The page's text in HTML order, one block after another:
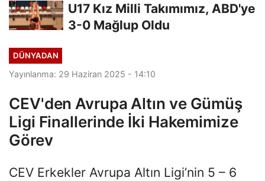
U17 Kız Milli Takımımız, ABD'ye
3-0 Mağlup Oldu
DÜNYADAN
Yayınlanma: 29 Haziran 2025 - 14:10
CEV'den Avrupa Altın ve Gümüş
Ligi Finallerinde İki Hakemimize
Görev
CEV Erkekler Avrupa Altın Ligi’nin 5 – 6